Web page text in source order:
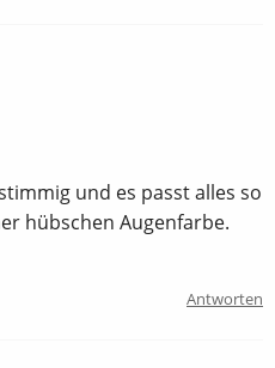
und es passt alles so
hübschen Augenfarbe.
Antworten